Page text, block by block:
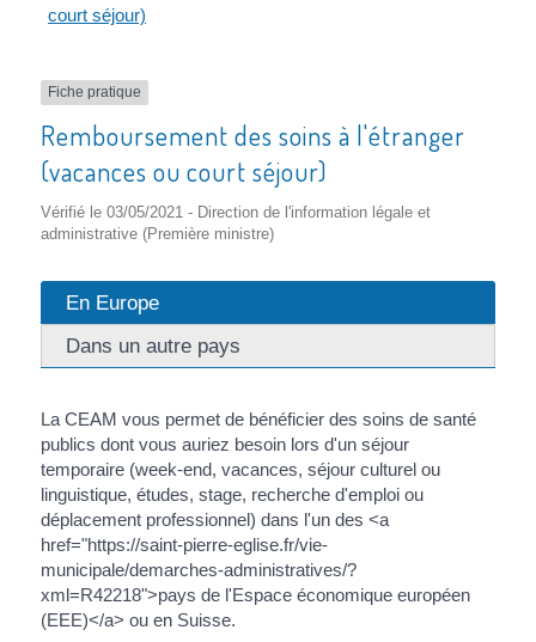
court séjour)
Fiche pratique
Remboursement des soins à l'étranger
(vacances ou court séjour)
Vérifié le 03/05/2021 - Direction de l'information légale et
administrative (Première ministre)
En Europe
Dans un autre pays
La CEAM vous permet de bénéficier des soins de santé
publics dont vous auriez besoin lors d'un séjour
temporaire (week-end, vacances, séjour culturel ou
linguistique, études, stage, recherche d'emploi ou
déplacement professionnel) dans l'un des <a
href="https://saint-pierre-eglise.fr/vie-
municipale/demarches-administratives/?
xml=R42218">pays de l'Espace économique européen
(EEE)</a> ou en Suisse.